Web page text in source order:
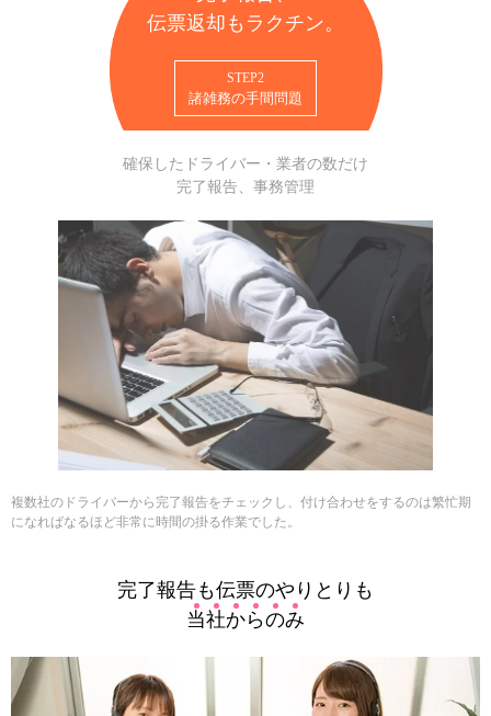
伝票返却もラクチン。
STEP2
諸雑務の手間問題
確保したドライバー・業者の数だけ
完了報告、事務管理
複数社のドライバーから完了報告をチェックし、付け合わせをするのは繁忙期
になればなるほど非常に時間の掛る作業でした。
完了報告も伝票のやりとりも
当社からのみ